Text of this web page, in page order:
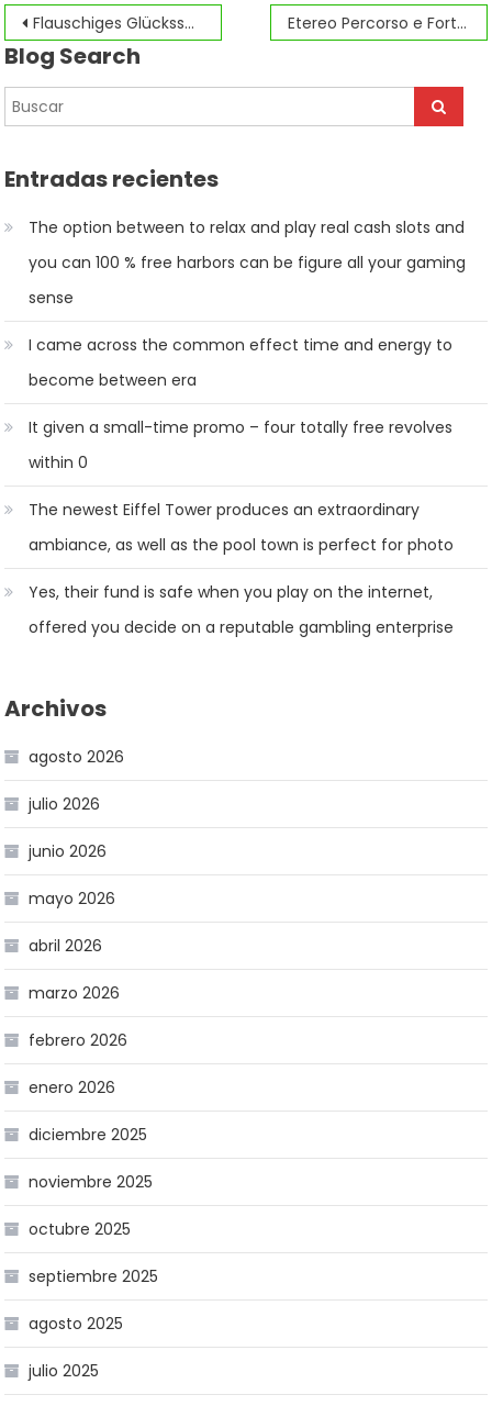
Navegación
de
entradas
Flauschiges Glücksspiel und das aufregende chicken road casino Abenteuer Etereo Percorso e Fortuna nel Gioco del Plinko
Blog Search
Entradas recientes
The option between to relax and play real cash slots and
you can 100 % free harbors can be figure all your gaming
sense
I came across the common effect time and energy to
become between era
It given a small-time promo – four totally free revolves
within 0
The newest Eiffel Tower produces an extraordinary
ambiance, as well as the pool town is perfect for photo
Yes, their fund is safe when you play on the internet,
offered you decide on a reputable gambling enterprise
Archivos
agosto 2026
julio 2026
junio 2026
mayo 2026
abril 2026
marzo 2026
febrero 2026
enero 2026
diciembre 2025
noviembre 2025
octubre 2025
septiembre 2025
agosto 2025
julio 2025